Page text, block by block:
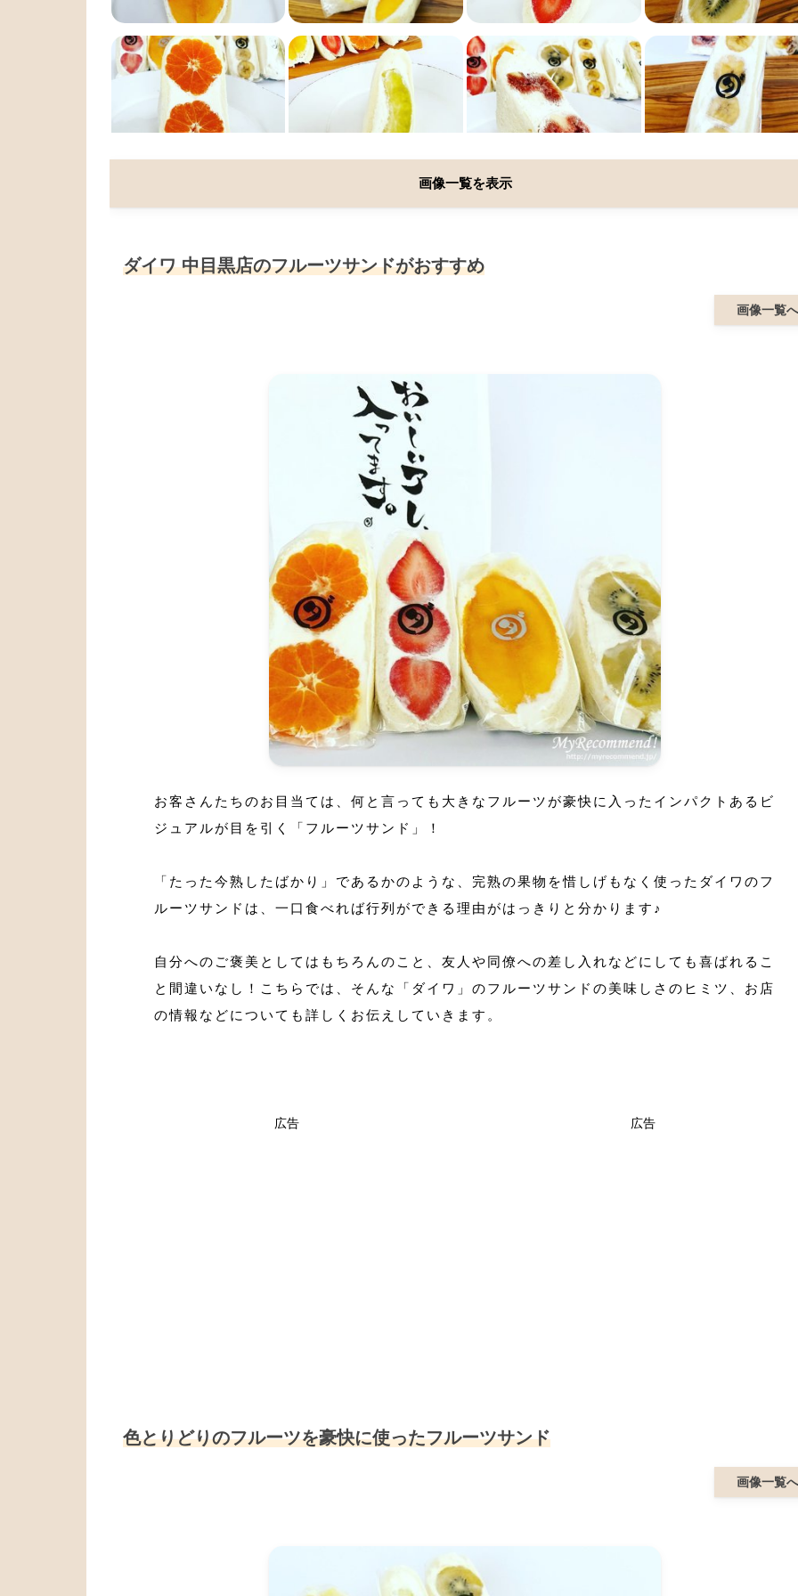
画像一覧を表示
ダイワ 中目黒店のフルーツサンドがおすすめ
画像一覧へ
お客さんたちのお目当ては、何と言っても大きなフルーツが豪快に入ったインパクトあるビ
ジュアルが目を引く「フルーツサンド」！
「たった今熟したばかり」であるかのような、完熟の果物を惜しげもなく使ったダイワのフ
ルーツサンドは、一口食べれば行列ができる理由がはっきりと分かります♪
自分へのご褒美としてはもちろんのこと、友人や同僚への差し入れなどにしても喜ばれるこ
と間違いなし！こちらでは、そんな「ダイワ」のフルーツサンドの美味しさのヒミツ、お店
の情報などについても詳しくお伝えしていきます。
広告 広告
色とりどりのフルーツを豪快に使ったフルーツサンド
画像一覧へ